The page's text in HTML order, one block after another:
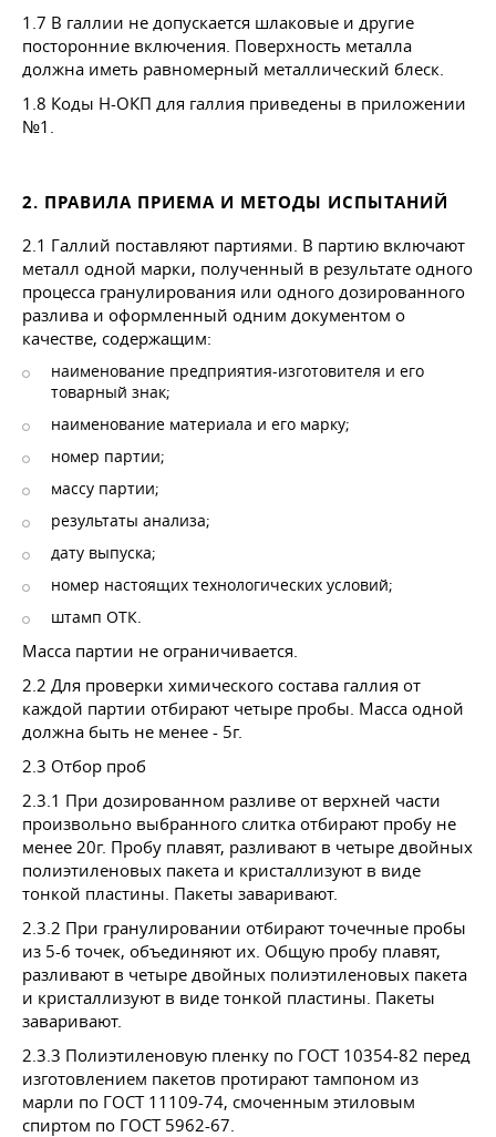
1.7 В галлии не допускается шлаковые и другие
посторонние включения. Поверхность металла
должна иметь равномерный металлический блеск.
1.8 Коды Н-ОКП для галлия приведены в приложении
№1.
2. ПРАВИЛА ПРИЕМА И МЕТОДЫ ИСПЫТАНИЙ
2.1 Галлий поставляют партиями. В партию включают
металл одной марки, полученный в результате одного
процесса гранулирования или одного дозированного
разлива и оформленный одним документом о
качестве, содержащим:
наименование предприятия-изготовителя и его
товарный знак;
наименование материала и его марку;
номер партии;
массу партии;
результаты анализа;
дату выпуска;
номер настоящих технологических условий;
штамп ОТК.
Масса партии не ограничивается.
2.2 Для проверки химического состава галлия от
каждой партии отбирают четыре пробы. Масса одной
должна быть не менее - 5г.
2.3 Отбор проб
2.3.1 При дозированном разливе от верхней части
произвольно выбранного слитка отбирают пробу не
менее 20г. Пробу плавят, разливают в четыре двойных
полиэтиленовых пакета и кристаллизуют в виде
тонкой пластины. Пакеты заваривают.
2.3.2 При гранулировании отбирают точечные пробы
из 5-6 точек, объединяют их. Общую пробу плавят,
разливают в четыре двойных полиэтиленовых пакета
и кристаллизуют в виде тонкой пластины. Пакеты
заваривают.
2.3.3 Полиэтиленовую пленку по ГОСТ 10354-82 перед
изготовлением пакетов протирают тампоном из
марли по ГОСТ 11109-74, смоченным этиловым
спиртом по ГОСТ 5962-67.